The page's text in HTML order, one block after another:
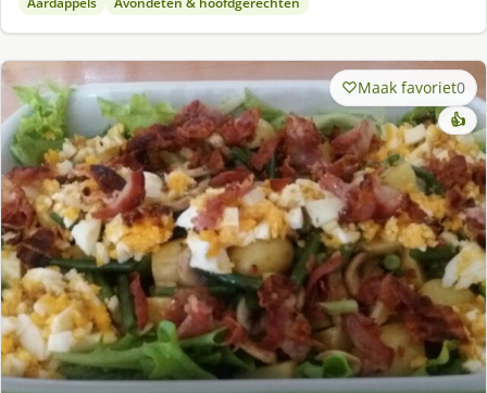
Maak favoriet0
👍